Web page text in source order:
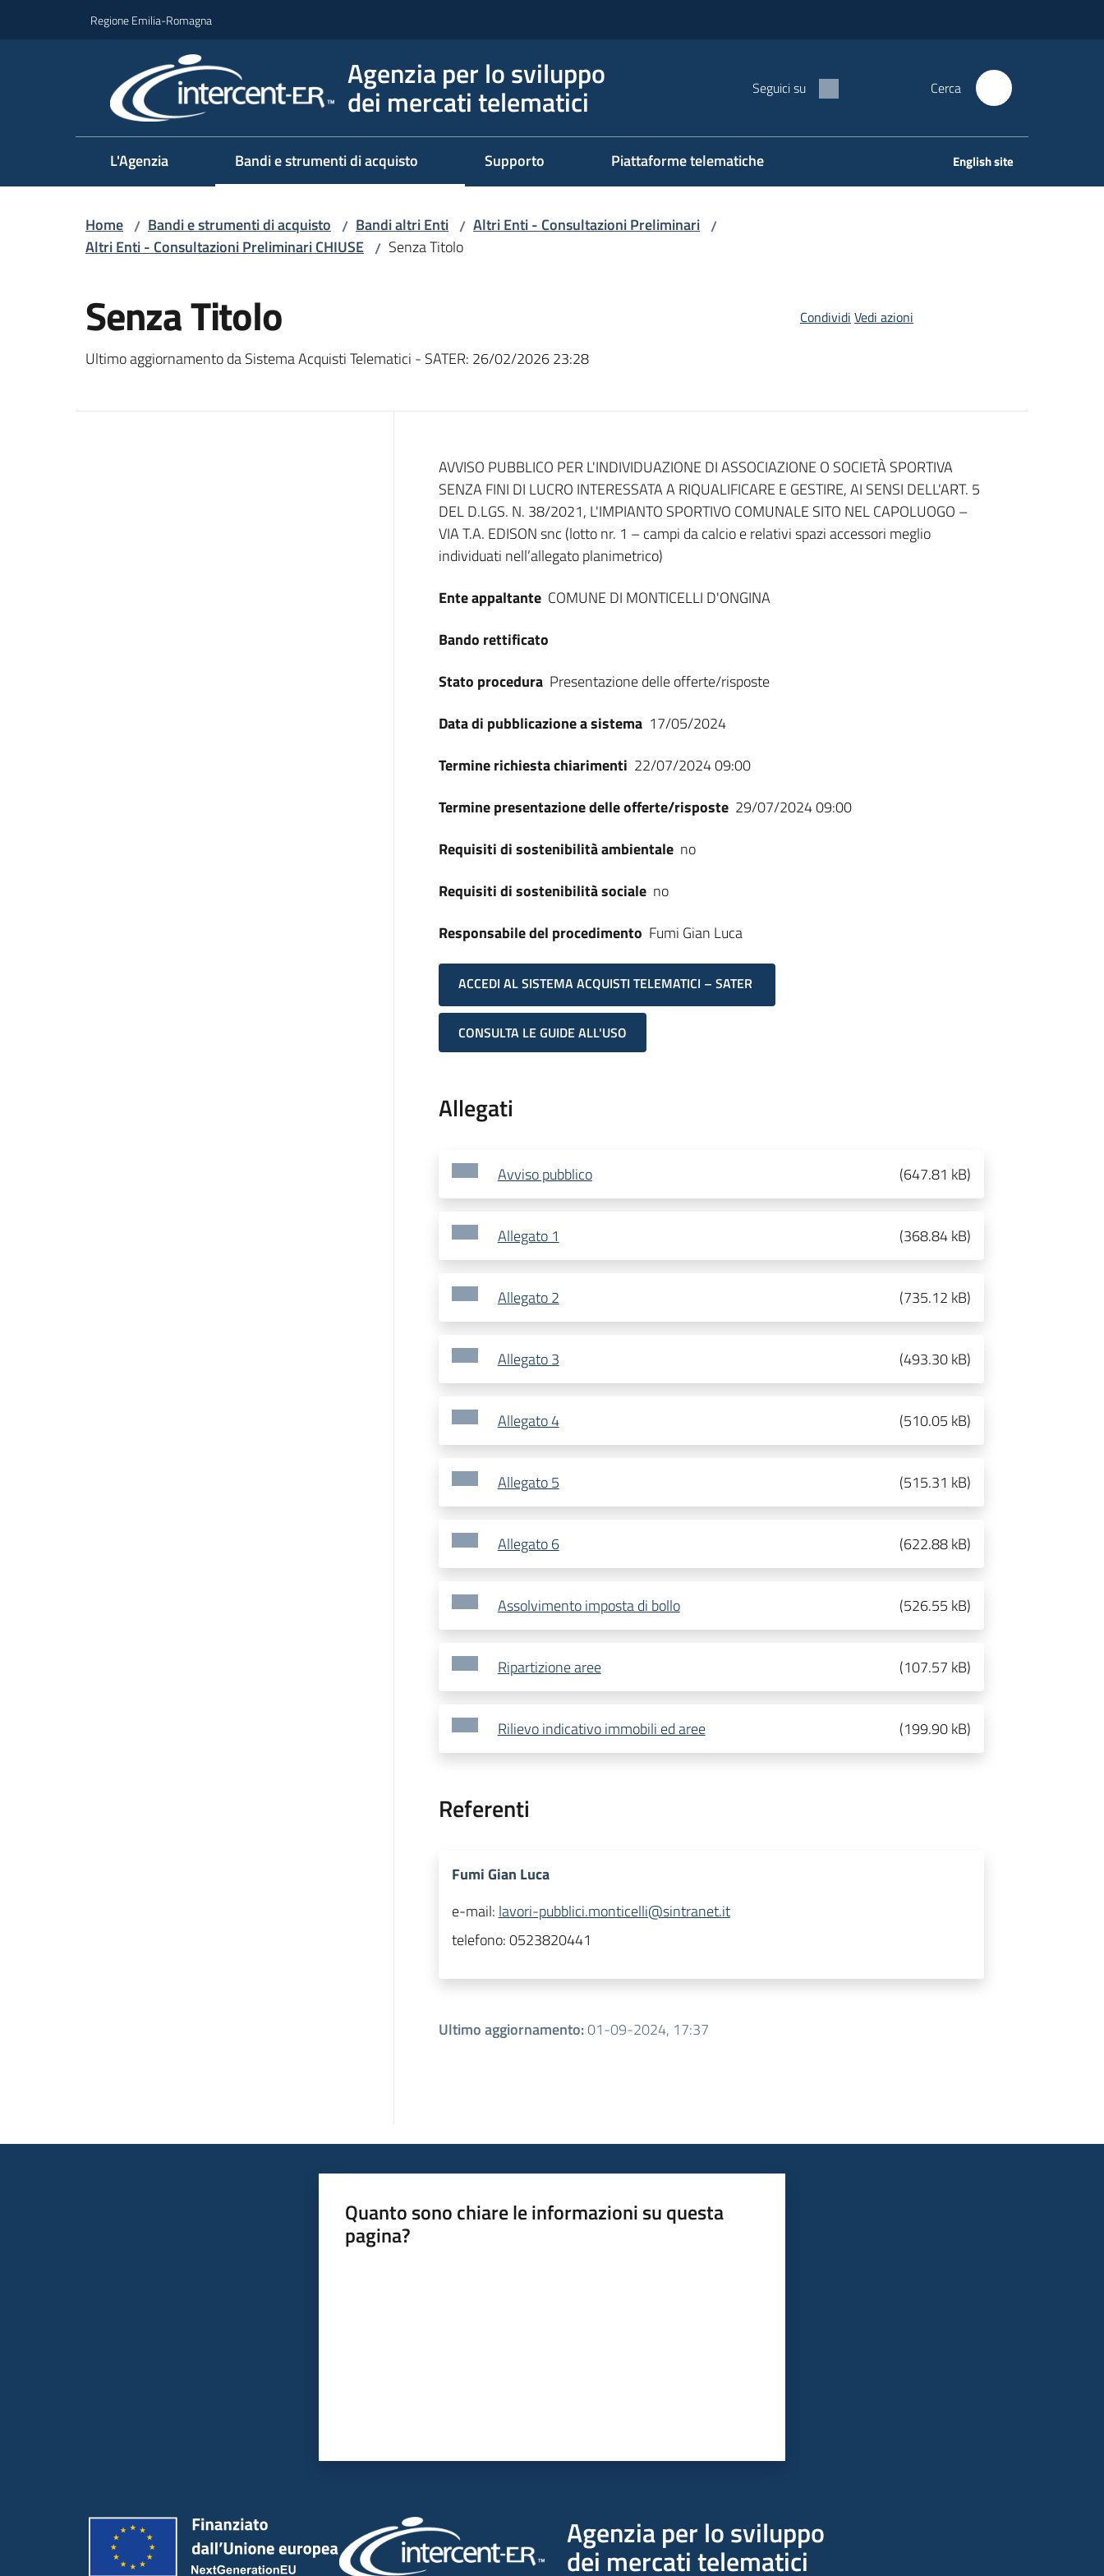
Regione Emilia-Romagna
Agenzia per lo sviluppo
dei mercati telematici Seguici su Cerca
L'Agenzia Bandi e strumenti di acquisto Supporto Piattaforme telematiche English site
Home / Bandi e strumenti di acquisto / Bandi altri Enti / Altri Enti - Consultazioni Preliminari /
Altri Enti - Consultazioni Preliminari CHIUSE / Senza Titolo
Senza Titolo
Ultimo aggiornamento da Sistema Acquisti Telematici - SATER: 26/02/2026 23:28
Condividi Vedi azioni
Dati del bando
AVVISO PUBBLICO PER L'INDIVIDUAZIONE DI ASSOCIAZIONE O SOCIETÀ SPORTIVA
SENZA FINI DI LUCRO INTERESSATA A RIQUALIFICARE E GESTIRE, AI SENSI DELL'ART. 5
DEL D.LGS. N. 38/2021, L'IMPIANTO SPORTIVO COMUNALE SITO NEL CAPOLUOGO –
VIA T.A. EDISON snc (lotto nr. 1 – campi da calcio e relativi spazi accessori meglio
individuati nell’allegato planimetrico)
Ente appaltante COMUNE DI MONTICELLI D'ONGINA
Bando rettificato
Stato procedura Presentazione delle offerte/risposte
Data di pubblicazione a sistema 17/05/2024
Termine richiesta chiarimenti 22/07/2024 09:00
Termine presentazione delle offerte/risposte 29/07/2024 09:00
Requisiti di sostenibilità ambientale no
Requisiti di sostenibilità sociale no
Responsabile del procedimento Fumi Gian Luca
ACCEDI AL SISTEMA ACQUISTI TELEMATICI – SATER
CONSULTA LE GUIDE ALL'USO
Allegati
Avviso pubblico (647.81 kB)
Allegato 1 (368.84 kB)
Allegato 2 (735.12 kB)
Allegato 3 (493.30 kB)
Allegato 4 (510.05 kB)
Allegato 5 (515.31 kB)
Allegato 6 (622.88 kB)
Assolvimento imposta di bollo (526.55 kB)
Ripartizione aree (107.57 kB)
Rilievo indicativo immobili ed aree (199.90 kB)
Referenti
Fumi Gian Luca
e-mail: lavori-pubblici.monticelli@sintranet.it
telefono:0523820441
Ultimo aggiornamento:01-09-2024, 17:37
Quanto sono chiare le informazioni su questa
pagina?
Agenzia per lo sviluppo
dei mercati telematici